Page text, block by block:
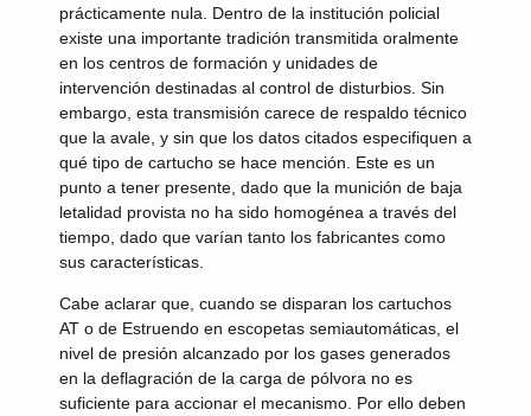
prácticamente nula. Dentro de la institución policial
existe una importante tradición transmitida oralmente
en los centros de formación y unidades de
intervención destinadas al control de disturbios. Sin
embargo, esta transmisión carece de respaldo técnico
que la avale, y sin que los datos citados especifiquen a
qué tipo de cartucho se hace mención. Este es un
punto a tener presente, dado que la munición de baja
letalidad provista no ha sido homogénea a través del
tiempo, dado que varían tanto los fabricantes como
sus características.
Cabe aclarar que, cuando se disparan los cartuchos
AT o de Estruendo en escopetas semiautomáticas, el
nivel de presión alcanzado por los gases generados
en la deflagración de la carga de pólvora no es
suficiente para accionar el mecanismo. Por ello deben